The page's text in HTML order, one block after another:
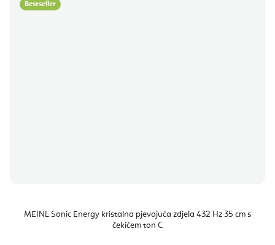
Bestseller
MEINL Sonic Energy kristalna pjevajuća zdjela 432 Hz 35 cm s
čekićem ton C